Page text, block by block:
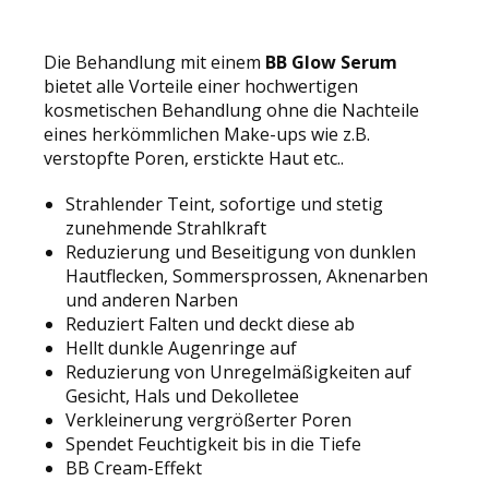
Die Behandlung mit einem BB Glow Serum
bietet alle Vorteile einer hochwertigen
kosmetischen Behandlung ohne die Nachteile
eines herkömmlichen Make-ups wie z.B.
verstopfte Poren, erstickte Haut etc..
Strahlender Teint, sofortige und stetig
zunehmende Strahlkraft
Reduzierung und Beseitigung von dunklen
Hautflecken, Sommersprossen, Aknenarben
und anderen Narben
Reduziert Falten und deckt diese ab
Hellt dunkle Augenringe auf
Reduzierung von Unregelmäßigkeiten auf
Gesicht, Hals und Dekolletee
Verkleinerung vergrößerter Poren
Spendet Feuchtigkeit bis in die Tiefe
BB Cream-Effekt